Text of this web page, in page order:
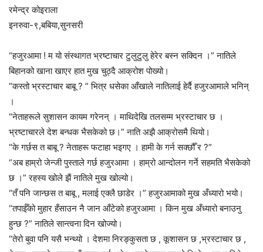
रमेन्द्र कोइराला
इनरुवा-९,बबिया,सुनसरी
“हजुरआमा ! म यो संस्थागत भ्रष्टाचार टुलुटुलु हेरेर बस्न सक्दिन ।” नातिले
बिहानको खाना खाएर हात मुख चुठ्दै आक्रोश पोख्यो।
“कस्तो भ्रस्टाचार बाबू ? ” भित्र धसेका आँखाले नातिलाई हेर्दै हजुरआमाले भनिन्
।
“नेताहरूले सुशासन कायम गरेनन् । माथिदेखि तलसम्म भ्रस्टाचार छ ।
भ्रष्टाचारले देश बन्धक भैसकेको छ।” नाति अझै आक्रोसमै थियो।
“के गर्छस त बाबू ? नेताहरू फटाहा भइगए । हामी के गर्न सक्छौँ र ?”
“अब हाम्रो जेन्जी पुस्ताले गर्छ हजुरआमा । हाम्रो आन्दोलन गर्ने सहमति भैसकेको
छ ।” रहस्य खोले झैं नातिले मुख खोल्यो।
“तँ पनि जान्छस त बाबू , मलाई एक्लै छाडेर ।” हजुरआमाको मुख अँध्यारो भयो।
“तपाईँको मुहार हँसाउन नै जान आँटेको हजुरआमा । किन मुख अँध्यारो बनाउनु
हुन्छ ?” नातिले सान्त्वना दिन खोज्यो।
“तेरो बुवा पनि यसै भन्थ्यो । देशमा निरङ्कुसता छ , कूशासन छ ,भ्रस्टाचार छ ,